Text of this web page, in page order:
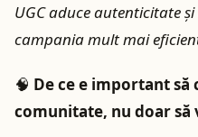
UGC aduce autenticitate
campania mult mai
🧠 De ce e important să
comunitate, nu doar să